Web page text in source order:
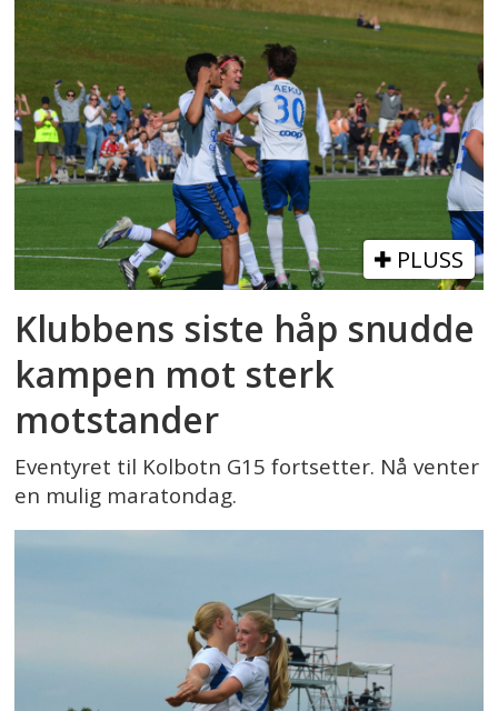
PLUSS
Klubbens siste håp snudde
kampen mot sterk
motstander
Eventyret til Kolbotn G15 fortsetter. Nå venter
en mulig maratondag.